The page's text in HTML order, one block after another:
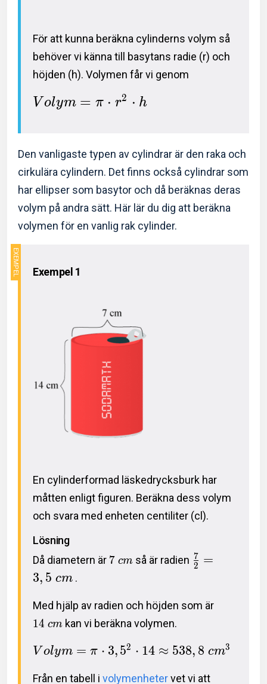
För att kunna beräkna cylinderns volym så
behöver vi känna till basytans radie (r) och
höjden (h). Volymen får vi genom
V olym = π ⋅ r2 ⋅ h
Den vanligaste typen av cylindrar är den raka och
cirkulära cylindern. Det finns också cylindrar som
har ellipser som basytor och då beräknas deras
volym på andra sätt. Här lär du dig att beräkna
volymen för en vanlig rak cylinder.
Exempel 1
En cylinderformad läskedrycksburk har
måtten enligt figuren. Beräkna dess volym
och svara med enheten centiliter (cl).
Lösning
Då diametern är 7 cm så är radien 2
7 =
3, 5 cm.
Med hjälp av radien och höjden som är
14 cm kan vi beräkna volymen.
V olym = π ⋅ 3,52 ⋅ 14 ≈ 538, 8 cm3
Från en tabell i volymenhetervet vi att